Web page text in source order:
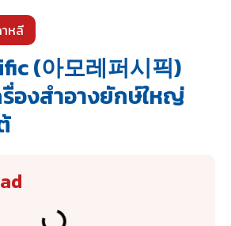
หลี
(아모레퍼시픽)
องสำอางยักษ์ใหญ่